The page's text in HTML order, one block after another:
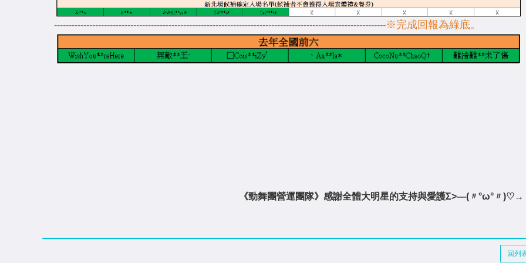
-----------------------------------------------------------------------------------------------------------------※完成回報為綠底。
《勁舞團營運團隊》感謝全體大明星的支持與愛護Σ>―(〃°ω°〃)♡→
回列